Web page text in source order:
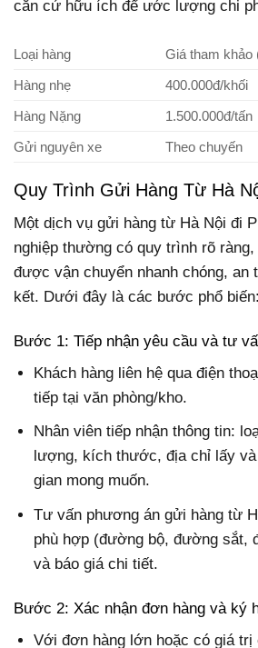
căn cứ hữu ích để ước lượng chi
Loại hàng
Giá tham khảo
Hàng nhẹ
400.000đ/khối
Hàng Nặng
1.500.000đ/tấn
Gửi nguyên xe
Theo chuyến
Quy Trình Gửi Hàng Từ Hà
Một dịch vụ gửi hàng từ Hà Nội đi
nghiệp thường có quy trình rõ ràng,
được vận chuyển nhanh chóng, an
kết. Dưới đây là các bước phổ biến:
Bước 1: Tiếp nhận yêu cầu và tư
Khách hàng liên hệ qua điện
tiếp tại văn phòng/kho.
Nhân viên tiếp nhận thông tin:
lượng, kích thước, địa chỉ lấy
gian mong muốn.
Tư vấn phương án gửi hàng từ
phù hợp (đường bộ, đường sắt,
và báo giá chi tiết.
Bước 2: Xác nhận đơn hàng và ký
Với đơn hàng lớn hoặc có giá